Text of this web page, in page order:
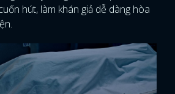
hút, làm khán giả dễ dàng hòa